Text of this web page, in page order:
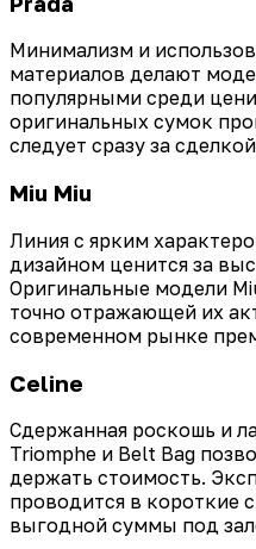
Минимализм и
материалов делают
популярными среди
оригинальных сумок
следует сразу за
Miu Miu
Линия с ярким
дизайном ценится за
Оригинальные модели
точно отражающей их
современном рынке
Celine
Сдержанная роскошь и
Triomphe и Belt Bag
держать стоимость.
проводится в короткие
выгодной суммы под